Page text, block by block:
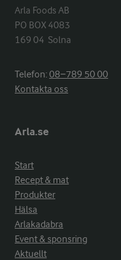
Arla Foods AB
PO BOX 4083
169 04  Solna
Telefon:08−789 50 00
Kontakta oss
Arla.se
Start
Recept & mat
Produkter
Hälsa
Arlakadabra
Event & sponsring
Aktuellt